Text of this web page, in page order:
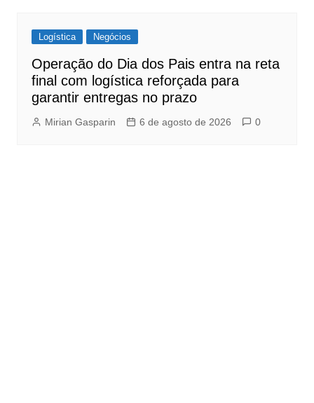
Logística Negócios
Operação do Dia dos Pais entra na reta
final com logística reforçada para
garantir entregas no prazo
Mirian Gasparin 6 de agosto de 2026 0